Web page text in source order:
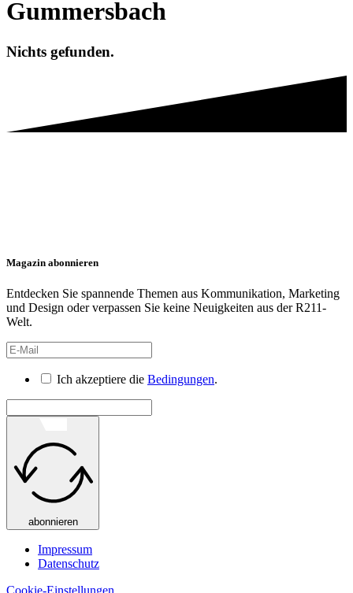
Gummersbach
Nichts gefunden.
Magazin abonnieren
Entdecken Sie spannende Themen aus Kommunikation, Marketing
und Design oder verpassen Sie keine Neuigkeiten aus der R211-
Welt.
Ich akzeptiere die Bedingungen.
abonnieren
Impressum
Datenschutz
Cookie-Einstellungen